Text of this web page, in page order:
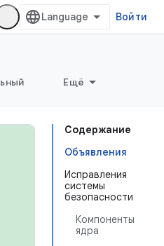
Войти
Ещё
Содержание
Объявления
Исправления
системы
безопасности
Компоненты
ядра